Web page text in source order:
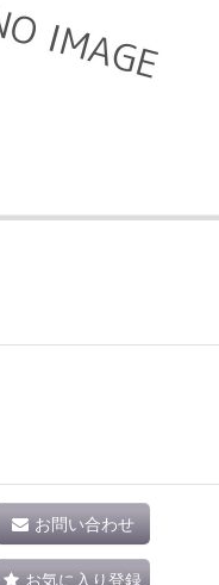
お問い合わせ
お気に入り登録